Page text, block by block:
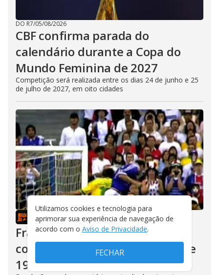
DO R7/05/08/2026
CBF confirma parada do
calendário durante a Copa do
Mundo Feminina de 2027
Competição será realizada entre os dias 24 de junho e 25
de julho de 2027, em oito cidades
JOGADA 10/04/08/2026
França suspendeu antidoping
contra seleção antes da Copa de
1998, revela ex-ministra
Utilizamos cookies e tecnologia para
aprimorar sua experiência de navegação de
acordo com o Aviso de Privacidade.
FECHAR